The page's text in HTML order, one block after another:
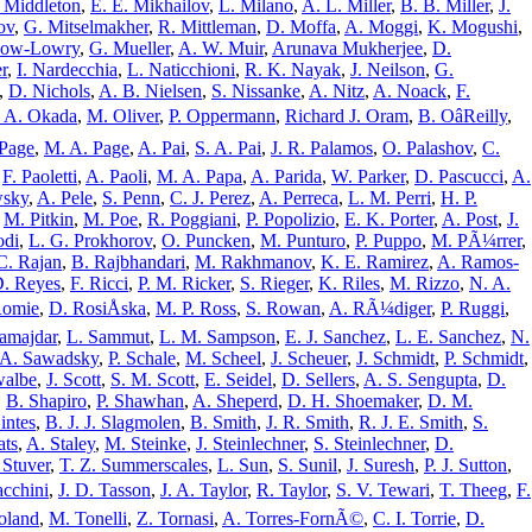
, E. E. Mikhailov, L. Milano, A. L. Miller, B. B. Miller, J.
, G. Mitselmakher, R. Mittleman, D. Moffa, A. Moggi, K. Mogushi,
Lowry, G. Mueller, A. W. Muir, Arunava Mukherjee, D.
, I. Nardecchia, L. Naticchioni, R. K. Nayak, J. Neilson, G.
, D. Nichols, A. B. Nielsen, S. Nissanke, A. Nitz, A. Noack, F.
Okada, M. Oliver, P. Oppermann, Richard J. Oram, B. OâReilly,
, M. A. Page, A. Pai, S. A. Pai, J. R. Palamos, O. Palashov, C.
F. Paoletti, A. Paoli, M. A. Papa, A. Parida, W. Parker, D. Pascucci, A.
, A. Pele, S. Penn, C. J. Perez, A. Perreca, L. M. Perri, H. P.
M. Pitkin, M. Poe, R. Poggiani, P. Popolizio, E. K. Porter, A. Post, J.
, L. G. Prokhorov, O. Puncken, M. Punturo, P. Puppo, M. PÃ¼rrer,
Rajan, B. Rajbhandari, M. Rakhmanov, K. E. Ramirez, A. Ramos-
Reyes, F. Ricci, P. M. Ricker, S. Rieger, K. Riles, M. Rizzo, N. A.
, D. RosiÅska, M. P. Ross, S. Rowan, A. RÃ¼diger, P. Ruggi,
, L. Sammut, L. M. Sampson, E. J. Sanchez, L. E. Sanchez, N.
A. Sawadsky, P. Schale, M. Scheel, J. Scheuer, J. Schmidt, P. Schmidt,
, J. Scott, S. M. Scott, E. Seidel, D. Sellers, A. S. Sengupta, D.
B. Shapiro, P. Shawhan, A. Sheperd, D. H. Shoemaker, D. M.
, B. J. J. Slagmolen, B. Smith, J. R. Smith, R. J. E. Smith, S.
, A. Staley, M. Steinke, J. Steinlechner, S. Steinlechner, D.
, T. Z. Summerscales, L. Sun, S. Sunil, J. Suresh, P. J. Sutton,
, J. D. Tasson, J. A. Taylor, R. Taylor, S. V. Tewari, T. Theeg, F.
, M. Tonelli, Z. Tornasi, A. Torres-FornÃ©, C. I. Torrie, D.